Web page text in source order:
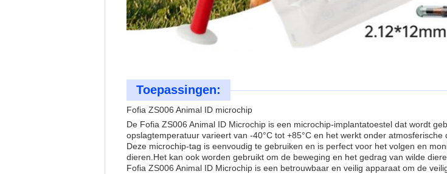
Toepassingen:
Fofia ZS006 Animal ID microchip
De Fofia ZS006 Animal ID Microchip is een microchip-implantatoestel dat wordt
opslagtemperatuur varieert van -40°C tot +85°C en het werkt onder atmosferische
Deze microchip-tag is eenvoudig te gebruiken en is perfect voor het volgen en
dieren.Het kan ook worden gebruikt om de beweging en het gedrag van wilde
Fofia ZS006 Animal ID Microchip is een betrouwbaar en veilig apparaat om de